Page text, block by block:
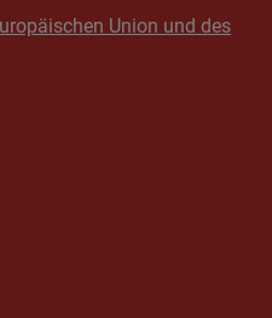
Union und des